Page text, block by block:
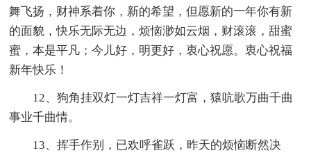
舞飞扬，财神系着你，新的希望，但愿新的一年你有新
的面貌，快乐无际无边，烦恼渺如云烟，财滚滚，甜蜜
蜜，本是平凡；今儿好，明更好，衷心祝愿。衷心祝福
新年快乐！
12、狗角挂双灯一灯吉祥一灯富，猿吭歌万曲千曲
事业千曲情。
13、挥手作别，已欢呼雀跃，昨天的烦恼断然决